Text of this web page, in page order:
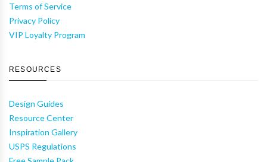
Terms of Service
Privacy Policy
VIP Loyalty Program
RESOURCES
Design Guides
Resource Center
Inspiration Gallery
USPS Regulations